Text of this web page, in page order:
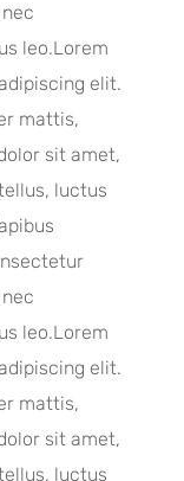
leo.Lorem
elit.
mattis,
sit amet,
luctus
leo.Lorem
elit.
mattis,
sit amet,
luctus